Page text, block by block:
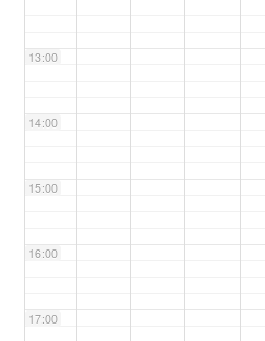
13:00
14:00
15:00
16:00
17:00